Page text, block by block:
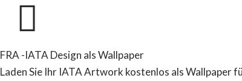
FRA -IATA Design als Wallpaper
Laden Sie Ihr IATA Artwork kostenlos als Wallpaper